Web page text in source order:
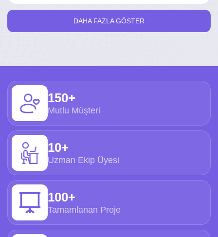
DAHA FAZLA GÖSTER
150+
Mutlu Müşteri
10+
Uzman Ekip Üyesi
100+
Tamamlanan Proje